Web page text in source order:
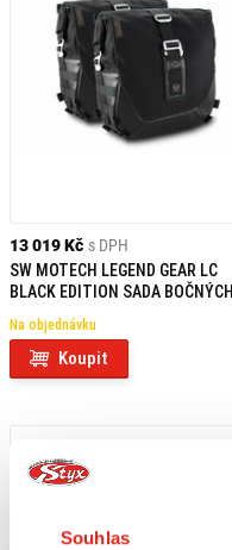
Souhlas
13 019 Kč s DPH
SW MOTECH LEGEND GEAR LC
BLACK EDITION SADA BOČNÝCH
SVARTPILEN/VITPILEN 401 (23-)
Na objednávku
Koupit